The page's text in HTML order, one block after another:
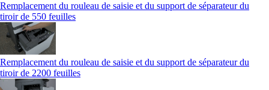
Remplacement du rouleau de saisie et du support de séparateur du
tiroir de 550 feuilles
Remplacement du rouleau de saisie et du support de séparateur du
tiroir de 2200 feuilles